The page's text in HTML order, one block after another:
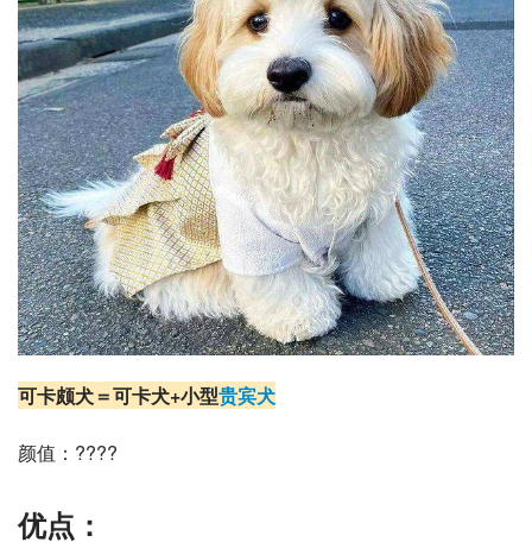
可卡颇犬＝可卡犬+小型贵宾犬
颜值：????
优点：